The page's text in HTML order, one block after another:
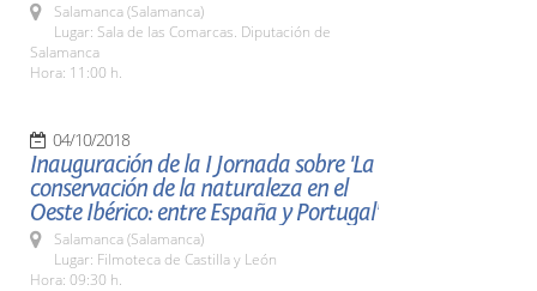
Salamanca (Salamanca)
Lugar: Sala de las Comarcas. Diputación de
Salamanca
Hora: 11:00 h.
04/10/2018
Inauguración de la I Jornada sobre 'La
conservación de la naturaleza en el
Oeste Ibérico: entre España y Portugal'
Salamanca (Salamanca)
Lugar: Filmoteca de Castilla y León
Hora: 09:30 h.